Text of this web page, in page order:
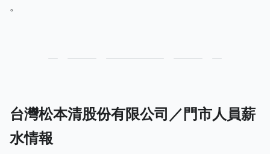
。
台灣松本清股份有限公司／門市人員薪
水情報